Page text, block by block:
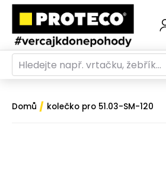
Domů / kolečko pro 51.03-SM-120